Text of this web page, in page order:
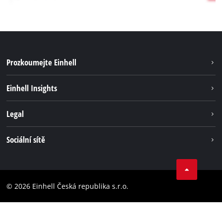
Prozkoumejte Einhell
Systém akumulátorů
Einhell Insights
Legal
Prohlášení o přístupnosti
Sociální sítě
Instagram
© 2026 Einhell Česká republika s.r.o.